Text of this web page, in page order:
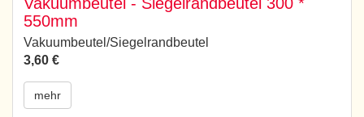
550mm
Vakuumbeutel/Siegelrandbeutel
3,60 €
mehr